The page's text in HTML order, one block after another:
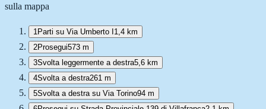
sulla mappa
1 Parti su Via Umberto I1,4 km
2Prosegui573 m
3Svolta leggermente a destra5,6 km
4Svolta a destra261 m
5Svolta a destra su Via Torino94 m